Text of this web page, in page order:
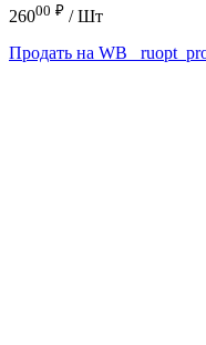
26000 ₽ / Шт
Продать на WB